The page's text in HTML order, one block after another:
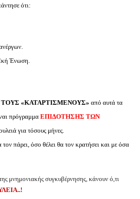
ότι:
Ένωση.
ΤΟΥΣ «ΚΑΤΑΡΤΙΣΜΕΝΟΥΣ» από αυτά τα
πρόγραμμα ΕΠΙΔΟΤΗΣΗΣ ΤΩΝ
για τόσους μήνες.
τον πάρει, όσο θέλει θα τον κρατήσει και με όσα
μνημονιακής συγκυβέρνησης, κάνουν ό,τι